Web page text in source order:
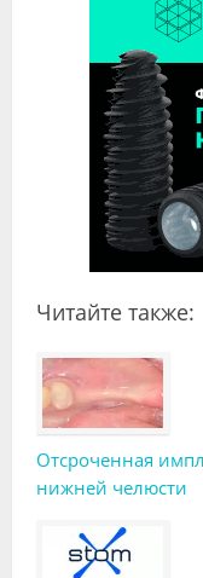
Читайте также:
Отсроченная
нижней челюсти